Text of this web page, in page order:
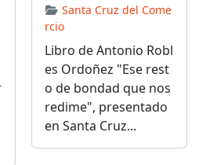
Santa Cruz del Come
rcio
Libro de Antonio Robl
es Ordoñez "Ese rest
o de bondad que nos
redime", presentado
en Santa Cruz...